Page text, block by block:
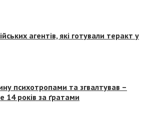
агентів, які готували теракт у
психотропами та згвалтував –
14 років за ґратами